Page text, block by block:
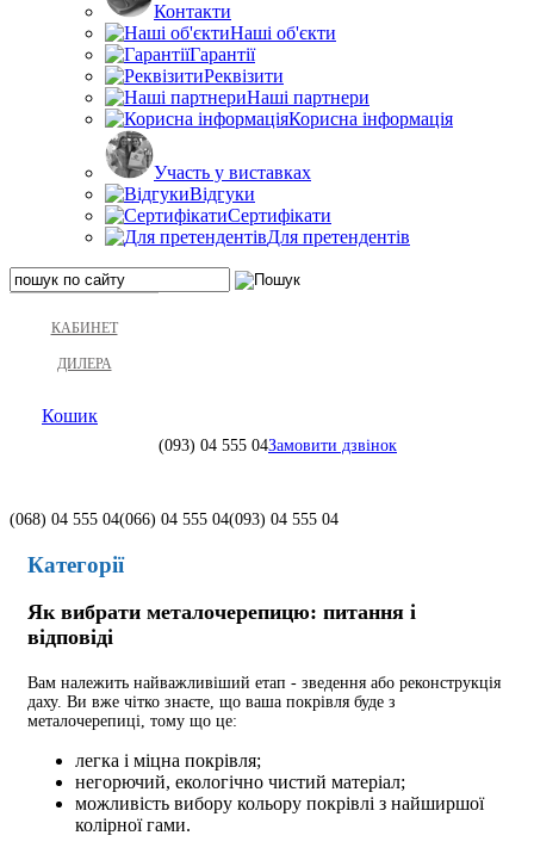
Контакти
Наші об'єкти
Гарантії
Реквізити
Наші партнери
Корисна інформація
Участь у виставках
Відгуки
Сертифікати
Для претендентів
КАБИНЕТ
ДИЛЕРА
Кошик
(093) 04 555 04Замовити дзвінок
(068) 04 555 04(066) 04 555 04(093) 04 555 04
Категорії
Як вибрати металочерепицю: питання і
відповіді
Вам належить найважливіший етап - зведення або реконструкція
даху. Ви вже чітко знаєте, що ваша покрівля буде з
металочерепиці, тому що це:
легка і міцна покрівля;
негорючий, екологічно чистий матеріал;
можливість вибору кольору покрівлі з найширшої
колірної гами.